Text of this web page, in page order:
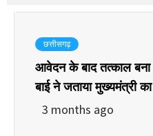
छत्तीसगढ़
आवेदन के बाद तत्काल बना
बाई ने जताया मुख्यमंत्री
3 months ago